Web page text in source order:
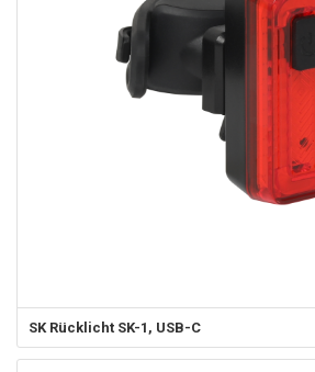
SK Rücklicht SK-1, USB-C